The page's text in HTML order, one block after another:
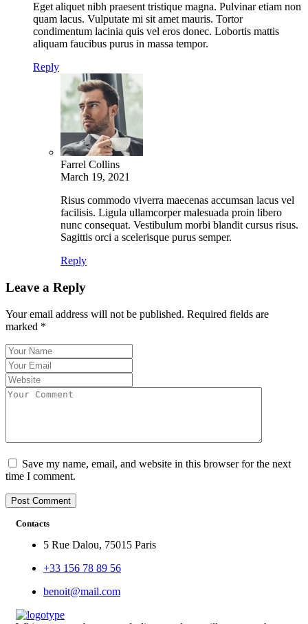
Eget aliquet nibh praesent tristique magna. Pulvinar etiam non
quam lacus. Vulputate mi sit amet mauris. Tortor
condimentum lacinia quis vel eros donec. Lobortis mattis
aliquam faucibus purus in massa tempor.
Reply
Farrel Collins
March 19, 2021
Risus commodo viverra maecenas accumsan lacus vel
facilisis. Ligula ullamcorper malesuada proin libero
nunc consequat. Vestibulum morbi blandit cursus risus.
Sagittis orci a scelerisque purus semper.
Reply
Leave a Reply
Your email address will not be published. Required fields are
marked *
Save my name, email, and website in this browser for the next
time I comment.
Contacts
5 Rue Dalou, 75015 Paris
+33 156 78 89 56
benoit@mail.com